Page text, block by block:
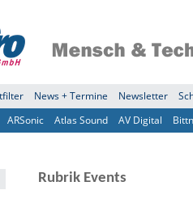
News + Termine Newsletter
ARSonic Atlas Sound AV Digital
Rubrik Events